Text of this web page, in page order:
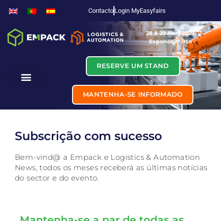
Contacto Login MyEasyfairs
28 & 29 Abril 2027
Exponor, Porto
RESERVE UM STAND
MANTENHA-SE INFORMADO
Subscrição com sucesso
Bem-vind@ a Empack e Logistics & Automation
News, todos os meses receberá as últimas notícias
do sector e do evento.